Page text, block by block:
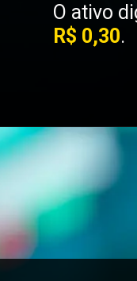
O ativo
R$ 0,30.